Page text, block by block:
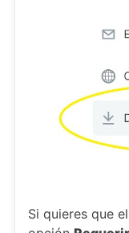
Si quieres que